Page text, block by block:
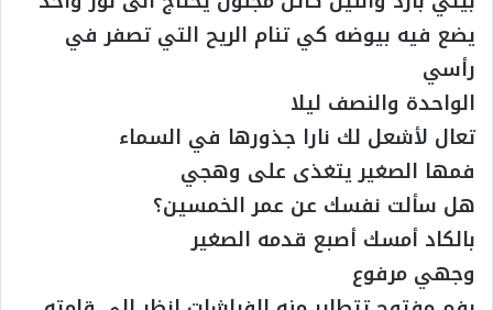
يضع فيه بيوضه كي تنام الريح التي تصفر في
رأسي
الواحدة والنصف ليلا
تعال لأشعل لك نارا جذورها في السماء
فمها الصغير يتغذى على وهجي
هل سألت نفسك عن عمر الخمسين؟
بالكاد أمسك أصبع قدمه الصغير
وجهي مرفوع